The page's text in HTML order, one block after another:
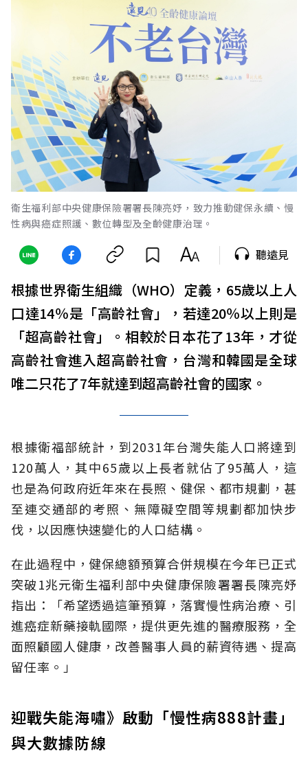
衛生福利部中央健康保險署署長陳亮妤，致力推動健保永續、慢
性病與癌症照護、數位轉型及全齡健康治理。
聽遠見
根據世界衛生組織（WHO）定義，65歲以上人
口達14％是「高齡社會」，若達20％以上則是
「超高齡社會」。相較於日本花了13年，才從
高齡社會進入超高齡社會，台灣和韓國是全球
唯二只花了7年就達到超高齡社會的國家。
根據衛福部統計，到2031年台灣失能人口將達到
120萬人，其中65歲以上長者就佔了95萬人，這
也是為何政府近年來在長照、健保、都市規劃，甚
至連交通部的考照、無障礙空間等規劃都加快步
伐，以因應快速變化的人口結構。
在此過程中，健保總額預算合併規模在今年已正式
突破1兆元衛生福利部中央健康保險署署長陳亮妤
指出：「希望透過這筆預算，落實慢性病治療、引
進癌症新藥接軌國際，提供更先進的醫療服務，全
面照顧國人健康，改善醫事人員的薪資待遇、提高
留任率。」
迎戰失能海嘯》啟動「慢性病888計畫」
與大數據防線